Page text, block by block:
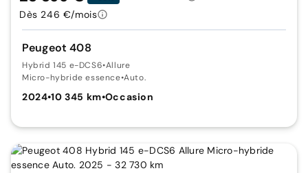
Peugeot 408
Hybrid 145 e-DCS6•Allure
Micro-hybride essence•Auto.
2024•10 345 km•Occasion
Dès 246 €/mois